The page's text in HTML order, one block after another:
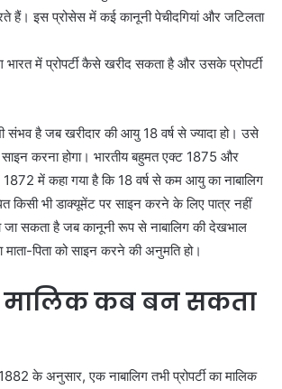
हैं। इस प्रोसेस में कई कानूनी पेचीदगियां और जटिलता
भारत में प्रोपर्टी कैसे खरीद सकता है और उसके प्रोपर्टी
संभव है जब खरीदार की आयु 18 वर्ष से ज्यादा हो। उसे
करना होगा। भारतीय बहुमत एक्ट 1875 और
1872 में कहा गया है कि 18 वर्ष से कम आयु का नाबालिग
किसी भी डाक्यूमेंट पर साइन करने के लिए पात्र नहीं
सकता है जब कानूनी रूप से नाबालिग की देखभाल
पिता को साइन करने की अनुमति हो।
मालिक कब बन सकता
के अनुसार, एक नाबालिग तभी प्रोपर्टी का मालिक